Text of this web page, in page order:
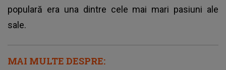
populară era una dintre cele mai mari pasiuni ale
sale.
MAI MULTE DESPRE: